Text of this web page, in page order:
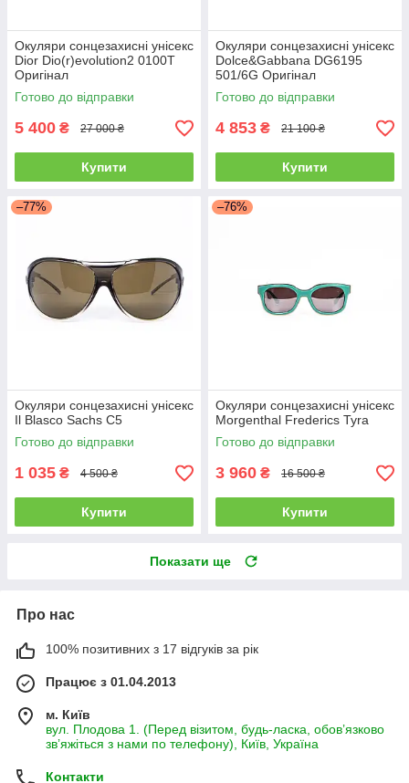
Окуляри сонцезахисні унісекс
Dior Dio(r)evolution2 0100T
Оригінал
Готово до відправки
5 400 ₴ 27 000 ₴
Купити
Окуляри сонцезахисні унісекс
Dolce&Gabbana DG6195
501/6G Оригінал
Готово до відправки
4 853 ₴ 21 100 ₴
Купити
–77%
Окуляри сонцезахисні унісекс
Il Blasco Sachs C5
Готово до відправки
1 035 ₴ 4 500 ₴
Купити
–76%
Окуляри сонцезахисні унісекс
Morgenthal Frederics Tyra
Готово до відправки
3 960 ₴ 16 500 ₴
Купити
Показати ще
Про нас
100% позитивних з 17 відгуків за рік
Працює з 01.04.2013
м. Київ
вул. Плодова 1. (Перед візитом, будь-ласка, обов’язково
зв’яжіться з нами по телефону), Київ, Україна
Контакти